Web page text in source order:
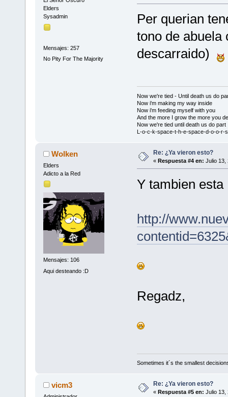
Elders
Sysadmin
Mensajes: 257
No Pity For The Majority
Per querian
tono de abuela
descarraido)
Now we're tied - Until death us do
Now i'm making my way inside
Now i'm feeding myself with you
And the more I grow the more you
Now we're tied until death us do part
L-o-c-k-space-t-h-e-space-d-o-o-r-
Wolken
Elders
Adicto a la Red
Mensajes: 106
Aqui desteando :D
Re: ¿Ya vieron esto?
« Respuesta #4 en: Julio 13,
Y tambien esta
http://
Regadz,
Sometimes it´s the smallest
vicm3 Re: ¿Ya vieron esto?
« Respuesta #5 en: Julio 13,